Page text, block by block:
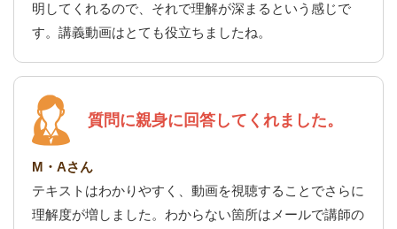
明してくれるので、それで理解が深まるという感じで
す。講義動画はとても役立ちましたね。
質問に親身に回答してくれました。
M・Aさん
テキストはわかりやすく、動画を視聴することでさらに
理解度が増しました。わからない箇所はメールで講師の